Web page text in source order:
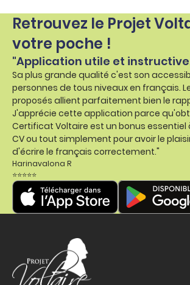
Retrouvez le Projet
votre poche !
"Application utile et
Sa plus grande qualité c'est son
personnes de tous niveaux en français.
proposés allient parfaitement bien le
J'apprécie cette application parce
Certificat Voltaire est un bonus essentiel
CV ou tout simplement pour avoir le
d'écrire le français correctement."
Harinavalona R
⭐⭐⭐⭐⭐